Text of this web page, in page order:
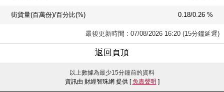
街貨量(百萬份)/百分比(%) 0.18/0.26 %
最後更新時間 : 07/08/2026 16:20 (15分鐘延遲)
返回頁頂
以上數據為最少15分鐘前的資料
資訊由 財經智珠網 提供 [免責聲明 ]